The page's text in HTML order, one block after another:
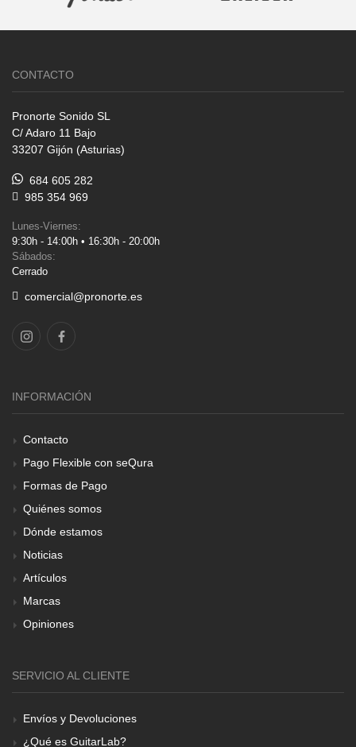
CONTACTO
Pronorte Sonido SL
C/ Adaro 11 Bajo
33207 Gijón (Asturias)
684 605 282
985 354 969
Lunes-Viernes:
9:30h - 14:00h • 16:30h - 20:00h
Sábados:
Cerrado
comercial@pronorte.es
INFORMACIÓN
Contacto
Pago Flexible con seQura
Formas de Pago
Quiénes somos
Dónde estamos
Noticias
Artículos
Marcas
Opiniones
SERVICIO AL CLIENTE
Envíos y Devoluciones
¿Qué es GuitarLab?